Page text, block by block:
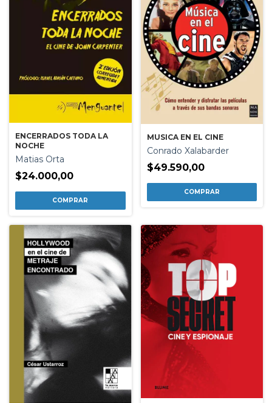
ENCERRADOS TODA LA
NOCHE
Matias Orta
$24.000,00
MUSICA EN EL CINE
Conrado Xalabarder
$49.590,00